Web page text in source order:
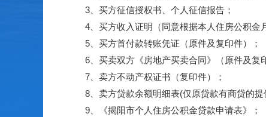
3、买方征信授权书、个人征信报告；
4、买方收入证明（同意根据本人住房公积金
5、买方首付款转账凭证（原件及复印件）；
6、买卖双方《房地产买卖合同》（原件及复
7、卖方不动产权证书（复印件）；
8、卖方贷款余额明细表(仅原贷款有商贷的提
9、《揭阳市个人住房公积金贷款申请表》；